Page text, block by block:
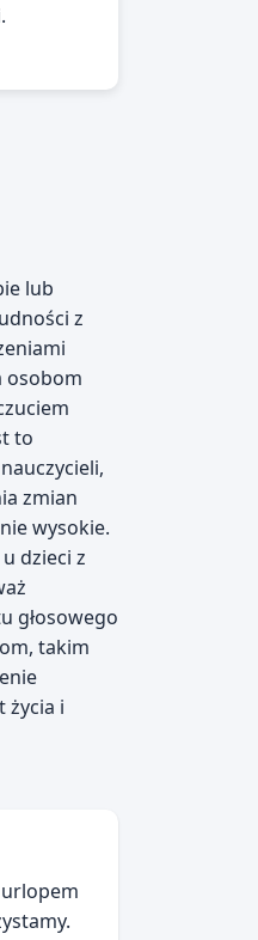
lub
z
osobom
to
zmian
wysokie.
dzieci z
głosowego
takim
życia i